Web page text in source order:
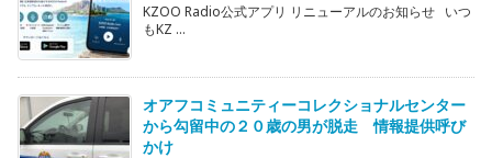
KZOO Radio公式アプリ リニューアルのお知らせ いつ
もKZ ...
オアフコミュニティーコレクショナルセンター
から勾留中の２０歳の男が脱走 情報提供呼び
かけ